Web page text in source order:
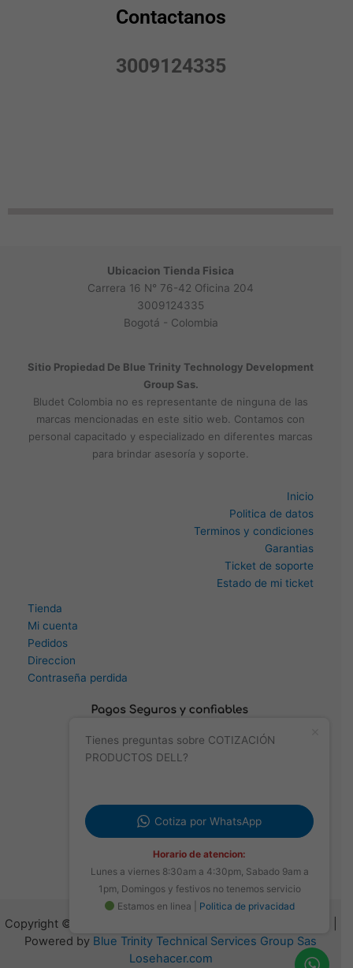
Contactanos
3009124335
Ubicacion Tienda Fisica
Carrera 16 N° 76-42 Oficina 204
3009124335
Bogotá - Colombia
Sitio Propiedad De Blue Trinity Technology Development
Group Sas.
Bludet Colombia no es representante de ninguna de las
marcas mencionadas en este sitio web. Contamos con
personal capacitado y especializado en diferentes marcas
para brindar asesoría y soporte.
Inicio
Politica de datos
Terminos y condiciones
Garantias
Ticket de soporte
Estado de mi ticket
Tienda
Mi cuenta
Pedidos
Direccion
Contraseña perdida
Copyright © 2026
Powered by Blue Trinity Technical Services Group Sas
Losehacer.com
Tienes preguntas sobre COTIZACIÓN
PRODUCTOS DELL?
Cotiza por WhatsApp
Horario de atencion:
Lunes a viernes 8:30am a 4:30pm, Sabado 9am a
1pm, Domingos y festivos no tenemos servicio
Estamos en linea | Politica de privacidad